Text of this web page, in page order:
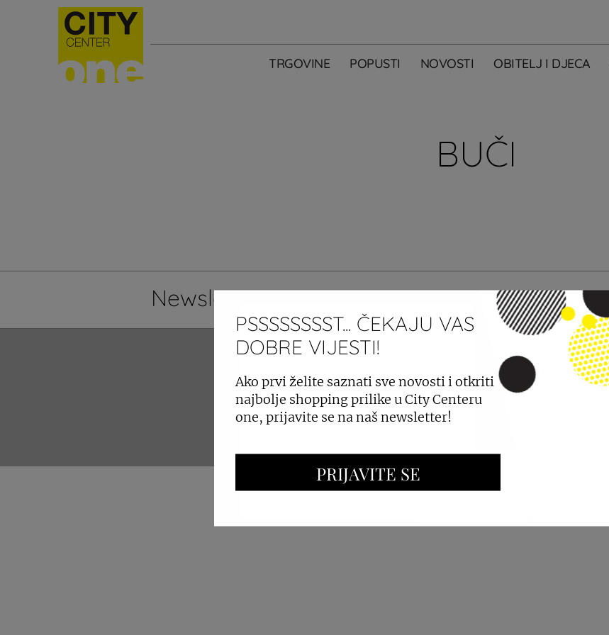
TRGOVINE POPUSTI NOVOSTI OBITELJ I DJECA
BUČI
Newsletter Želim primati newsletter City Centera one.
OGLAŠAVANJE I PROMOCIJE
PSSSSSSSST... ČEKAJU VAS
DOBRE VIJESTI!
Ako prvi želite saznati sve novosti i otkriti
najbolje shopping prilike u City Centeru
one, prijavite se na naš newsletter!
PRIJAVITE SE